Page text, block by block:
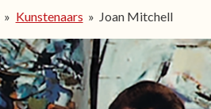
» Kunstenaars » Joan Mitchell